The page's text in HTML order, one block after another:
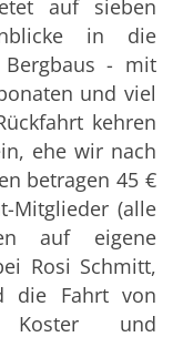
auf sieben
in die
Bergbaus - mit
und viel
kehren
ehe wir nach
betragen 45 €
Mitglieder (alle
auf eigene
Rosi Schmitt,
die Fahrt von
Koster und